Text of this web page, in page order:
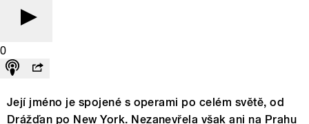
0
Její jméno je spojené s operami po celém světě, od
Drážďan po New York. Nezanevřela však ani na Prahu